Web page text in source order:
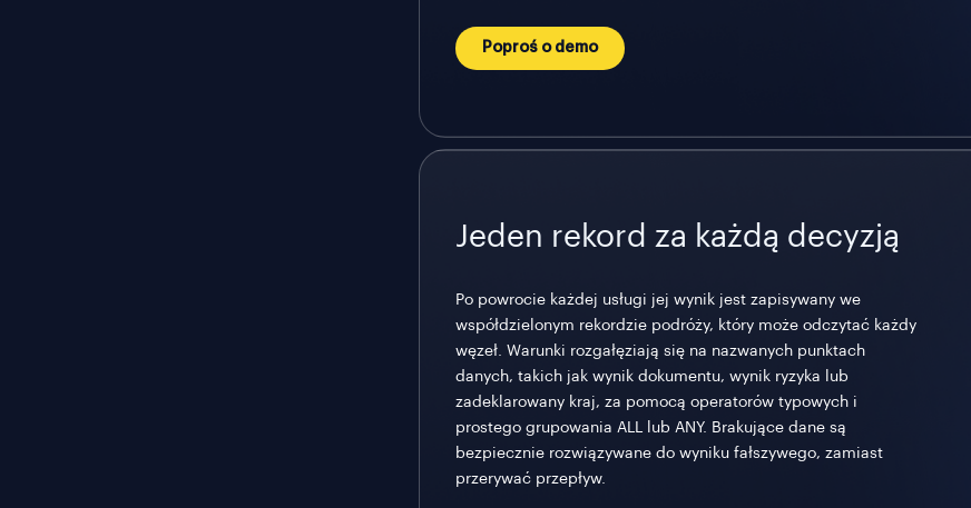
Poproś o demo
Jeden rekord za każdą decyzją
Po powrocie każdej usługi jej wynik jest zapisywany we
współdzielonym rekordzie podróży, który może odczytać każdy
węzeł. Warunki rozgałęziają się na nazwanych punktach
danych, takich jak wynik dokumentu, wynik ryzyka lub
zadeklarowany kraj, za pomocą operatorów typowych i
prostego grupowania ALL lub ANY. Brakujące dane są
bezpiecznie rozwiązywane do wyniku fałszywego, zamiast
przerywać przepływ.